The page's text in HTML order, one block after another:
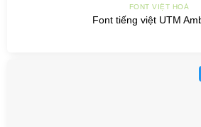
FONT VIỆT HOÁ
Font tiếng việt UTM